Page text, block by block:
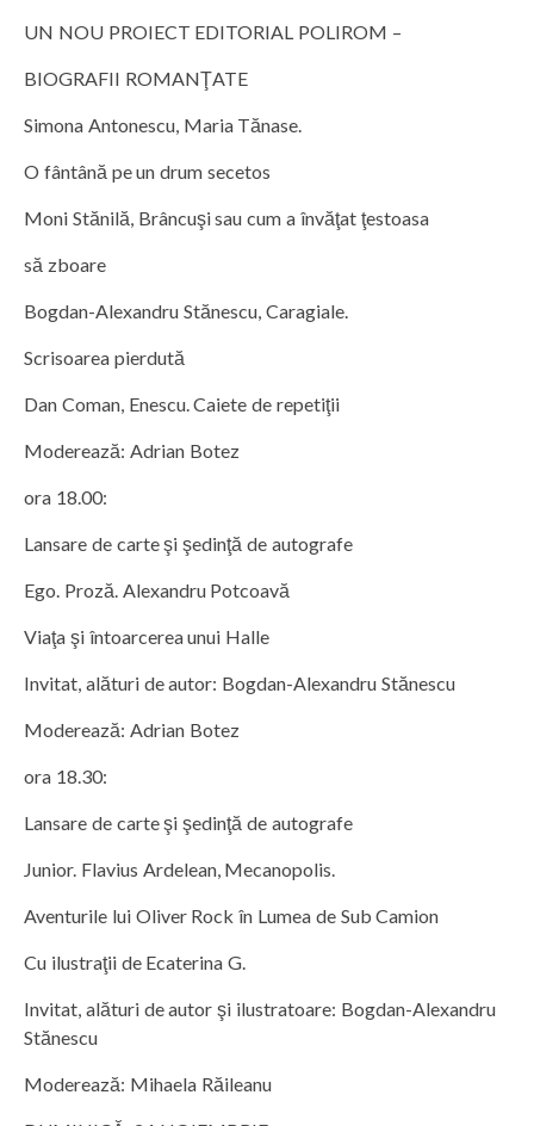
UN NOU PROIECT EDITORIAL POLIROM –
BIOGRAFII ROMANŢATE
Simona Antonescu, Maria Tănase.
O fântână pe un drum secetos
Moni Stănilă, Brâncuşi sau cum a învăţat ţestoasa
să zboare
Bogdan-Alexandru Stănescu, Caragiale.
Scrisoarea pierdută
Dan Coman, Enescu. Caiete de repetiţii
Moderează: Adrian Botez
ora 18.00:
Lansare de carte şi şedinţă de autografe
Ego. Proză. Alexandru Potcoavă
Viaţa şi întoarcerea unui Halle
Invitat, alături de autor: Bogdan-Alexandru Stănescu
Moderează: Adrian Botez
ora 18.30:
Lansare de carte şi şedinţă de autografe
Junior. Flavius Ardelean, Mecanopolis.
Aventurile lui Oliver Rock în Lumea de Sub Camion
Cu ilustraţii de Ecaterina G.
Invitat, alături de autor şi ilustratoare: Bogdan-Alexandru
Stănescu
Moderează: Mihaela Răileanu